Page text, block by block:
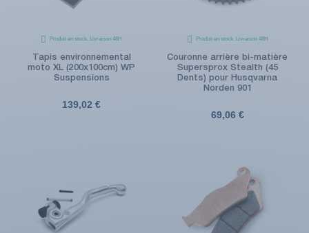
Produit en stock. Livraison 48H
Tapis environnemental
moto XL (200x100cm) WP
Suspensions
139,02 €
Produit en stock. Livraison 48H
Couronne arrière bi-matière
Supersprox Stealth (45
Dents) pour Husqvarna
Norden 901
69,06 €